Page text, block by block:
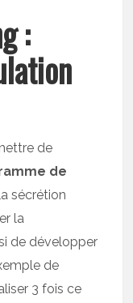
:
de
de
sécrétion
la
de développer
de
3 fois ce